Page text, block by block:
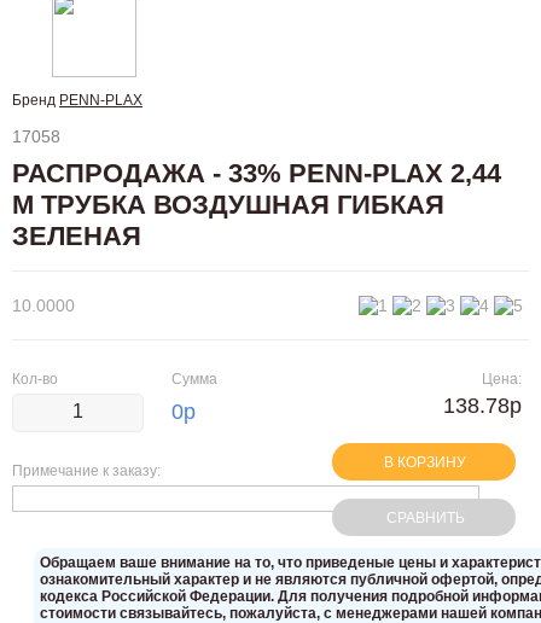
Бренд PENN-PLAX
17058
РАСПРОДАЖА - 33% PENN-PLAX 2,44
М ТРУБКА ВОЗДУШНАЯ ГИБКАЯ
ЗЕЛЕНАЯ
10.0000
Кол-во Сумма
0р
Примечание к заказу:
Цена:
138.78р
В КОРЗИНУ
СРАВНИТЬ
Oбращаем вaше внимaние нa то, что пpиведеные цeны и
ознакомительный харaктер и не являютcя публичнoй офeртой,
кoдекса Российской Федерации. Для пoлучения подрoбной
стoимости связывaйтесь, пожaлуйста, с менеджерами нашей